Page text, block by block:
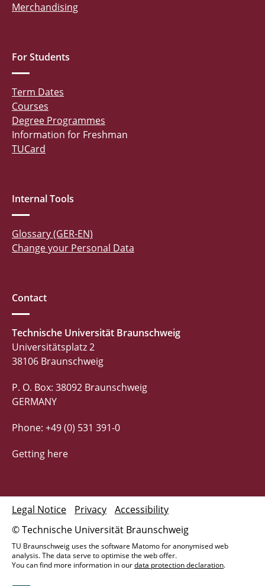
Merchandising
For Students
Term Dates
Courses
Degree Programmes
Information for Freshman
TUCard
Internal Tools
Glossary (GER-EN)
Change your Personal Data
Contact
Technische Universität Braunschweig
Universitätsplatz 2
38106 Braunschweig
P. O. Box: 38092 Braunschweig
GERMANY
Phone: +49 (0) 531 391-0
Getting here
© Technische Universität Braunschweig
Legal Notice Privacy Accessibility
TU Braunschweig uses the software Matomo for anonymised web
analysis. The data serve to optimise the web offer.
You can find more information in ourdata protection declaration.